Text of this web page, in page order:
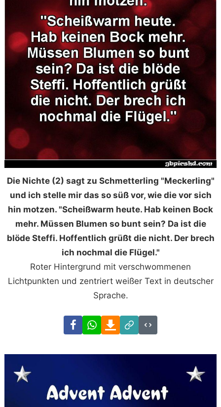
Die Nichte (2) sagt zu Schmetterling "Meckerling"
und ich stelle mir das so süß vor, wie die vor sich
hin motzen. "Scheißwarm heute. Hab keinen Bock
mehr. Müssen Blumen so bunt sein? Da ist die
blöde Steffi. Hoffentlich grüßt die nicht. Der brech
ich nochmal die Flügel."
Roter Hintergrund mit verschwommenen
Lichtpunkten und zentriert weißer Text in deutscher
Sprache.
FacebookWhatsAppDownload
Link
Code